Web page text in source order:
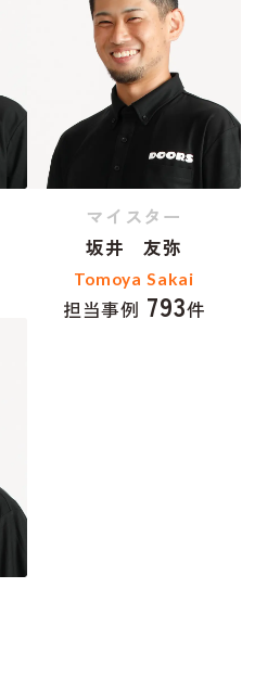
マイスター
坂井 友弥
Tomoya Sakai
担当事例 793件